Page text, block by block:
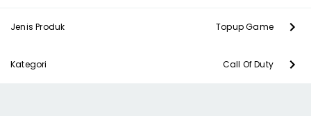
Jenis Produk Topup Game
Kategori Call Of Duty